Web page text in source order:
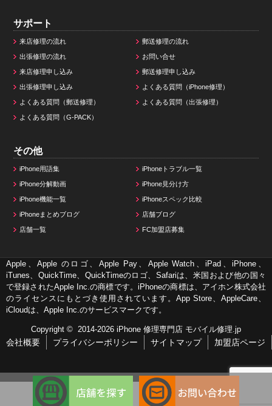
サポート
来店修理の流れ 郵送修理の流れ
出張修理の流れ お問い合せ
来店修理申し込み 郵送修理申し込み
出張修理申し込み よくある質問（iPhone修理）
よくある質問（郵送修理） よくある質問（出張修理）
よくある質問（G-PACK）
その他
iPhone用語集 iPhoneトラブル一覧
iPhone分解動画 iPhone見分け方
iPhone機能一覧 iPhoneスペック比較
iPhoneまとめブログ 店舗ブログ
店舗一覧 FC加盟店募集
Apple、Apple のロゴ、Apple Pay、Apple Watch、iPad、iPhone、
iTunes、QuickTime、QuickTimeのロゴ、Safariは、米国および他の国々
で登録されたApple Inc.の商標です。iPhoneの商標は、アイホン株式会社
のライセンスにもとづき使用されています。App Store、AppleCare、
iCloudは、Apple Inc.のサービスマークです。
Copyright © 2014-2026 iPhone 修理専門店 モバイル修理.jp
会社概要 プライバシーポリシー サイトマップ 加盟店ページ